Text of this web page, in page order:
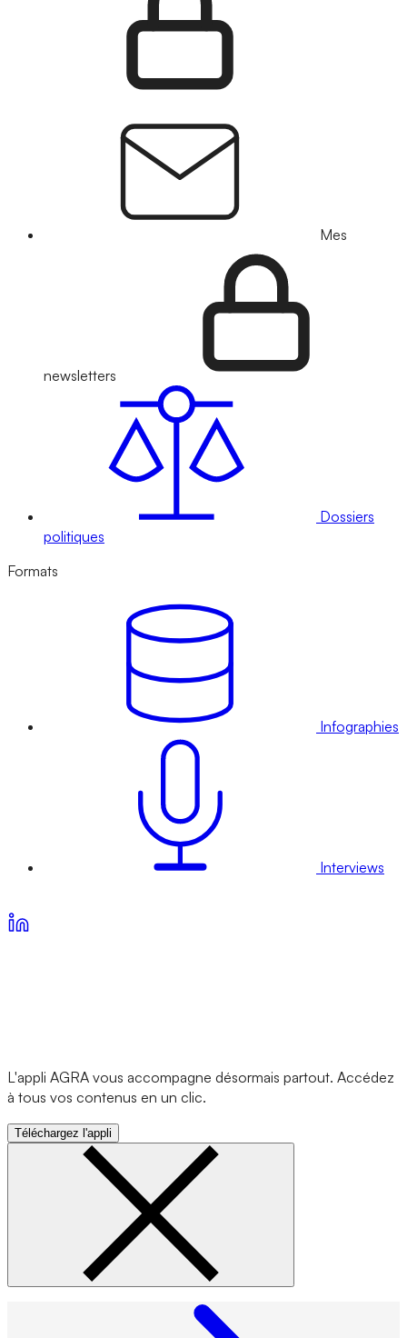
Mes
newsletters
Dossiers
politiques
Formats
Infographies
Interviews
L'appli AGRA vous accompagne désormais partout. Accédez
à tous vos contenus en un clic.
Téléchargez l'appli